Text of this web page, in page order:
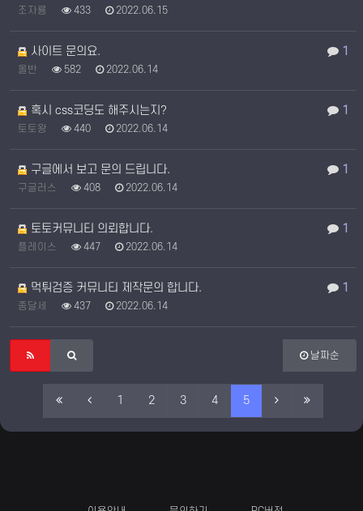
조자룡 433 2022.06.15
1
사이트 문의요.
올반 582 2022.06.14
1
혹시 css코딩도 해주시는지?
토토왕 440 2022.06.14
1
구글에서 보고 문의 드립니다.
구글러스 408 2022.06.14
1
토토커뮤니티 의뢰합니다.
플레이스 447 2022.06.14
1
먹튀검증 커뮤니티 제작문의 합니다.
종달세 437 2022.06.14
날짜순
1 2 3 4 5